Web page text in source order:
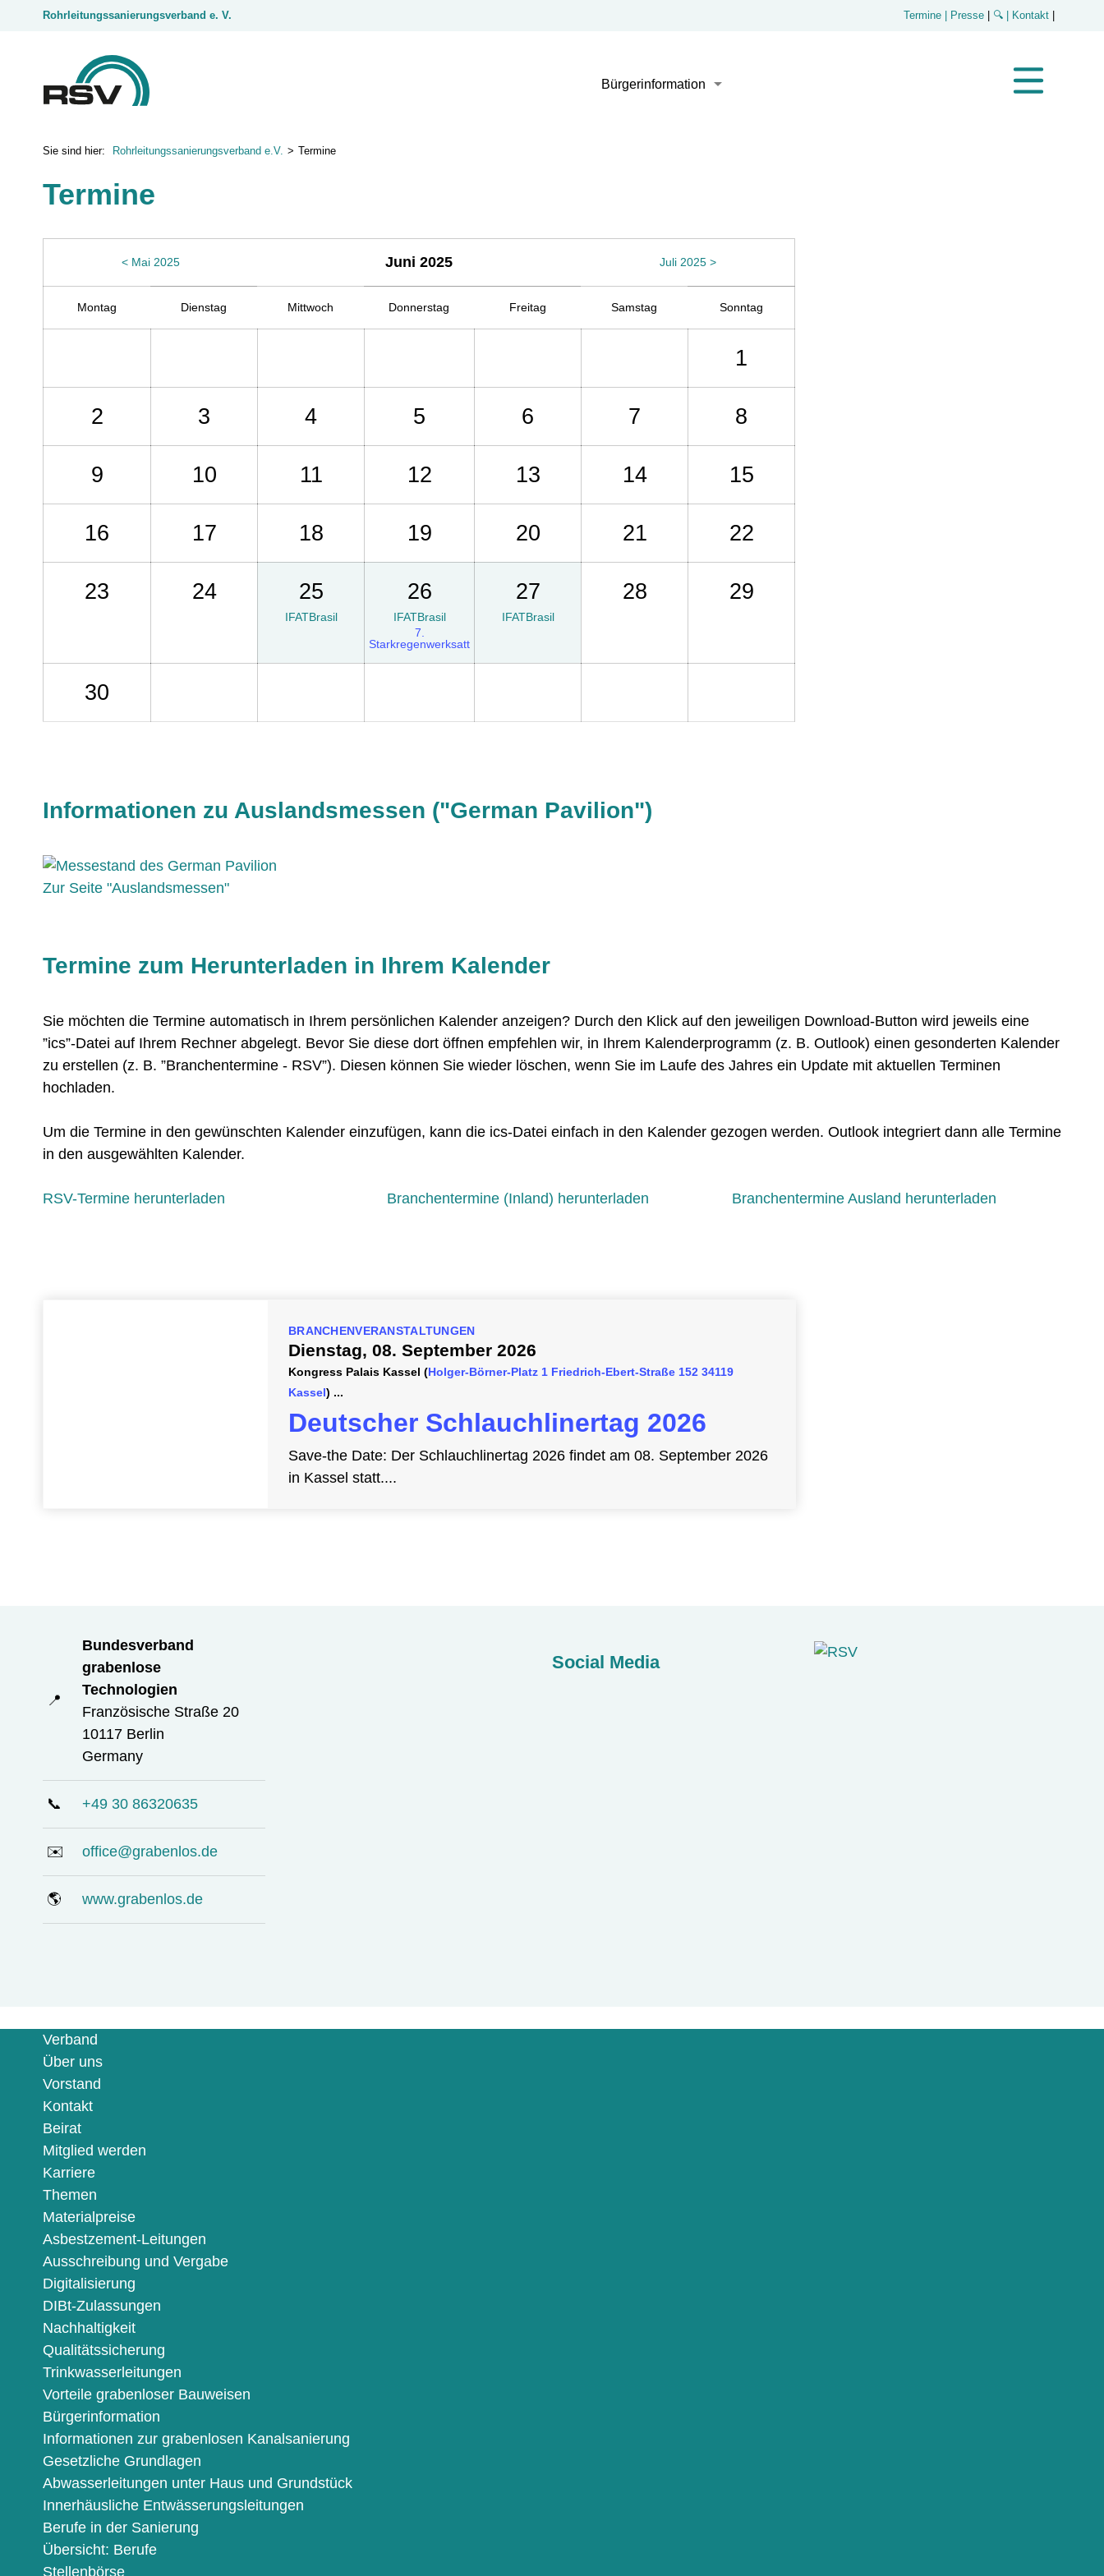
Rohrleitungssanierungsverband e. V. Termine | Presse 🔍 | Kontakt
s
i
Bürgerinformation
Rohrleitungssanierungsverband e.V. Termine
Termine
< Mai 2025 Juni 2025 Juli 2025 >
Montag Dienstag Mittwoch Donnerstag Freitag Samstag Sonntag
1
2 3 4 5 6 7 8
9 10 11 12 13 14 15
16 17 18 19 20 21 22
23 24 25
IFATBrasil
26
IFATBrasil
7.
Starkregenwerksatt
27
IFATBrasil
28 29
30
Informationen zu Auslandsmessen ("German Pavilion")
Zur Seite "Auslandsmessen"
Termine zum Herunterladen in Ihrem Kalender
Sie möchten die Termine automatisch in Ihrem persönlichen Kalender anzeigen? Durch den Klick auf den jeweiligen Download-Button wird jeweils eine
”ics”-Datei auf Ihrem Rechner abgelegt. Bevor Sie diese dort öffnen empfehlen wir, in Ihrem Kalenderprogramm (z. B. Outlook) einen gesonderten Kalender
zu erstellen (z. B. ”Branchentermine - RSV”). Diesen können Sie wieder löschen, wenn Sie im Laufe des Jahres ein Update mit aktuellen Terminen
hochladen.
Um die Termine in den gewünschten Kalender einzufügen, kann die ics-Datei einfach in den Kalender gezogen werden. Outlook integriert dann alle Termine
in den ausgewählten Kalender.
RSV-Termine herunterladen Branchentermine (Inland) herunterladen Branchentermine Ausland herunterladen
BRANCHENVERANSTALTUNGEN
Dienstag, 08. September 2026
Kongress Palais Kassel (Holger-Börner-Platz 1 Friedrich-Ebert-Straße 152 34119
Kassel)
Deutscher Schlauchlinertag 2026
Save-the Date: Der Schlauchlinertag 2026 findet am 08. September 2026
in Kassel statt.
📍
Bundesverband
grabenlose
Technologien
Französische Straße 20
10117 Berlin
Germany
📞 +49 30 86320635
✉️ office@grabenlos.de
🌎 www.grabenlos.de
Social Media
Verband
Über uns
Vorstand
Kontakt
Beirat
Mitglied werden
Karriere
Themen
Materialpreise
Asbestzement-Leitungen
Ausschreibung und Vergabe
Digitalisierung
DIBt-Zulassungen
Nachhaltigkeit
Qualitätssicherung
Trinkwasserleitungen
Vorteile grabenloser Bauweisen
Bürgerinformation
Informationen zur grabenlosen Kanalsanierung
Gesetzliche Grundlagen
Abwasserleitungen unter Haus und Grundstück
Innerhäusliche Entwässerungsleitungen
Berufe in der Sanierung
Übersicht: Berufe
Stellenbörse